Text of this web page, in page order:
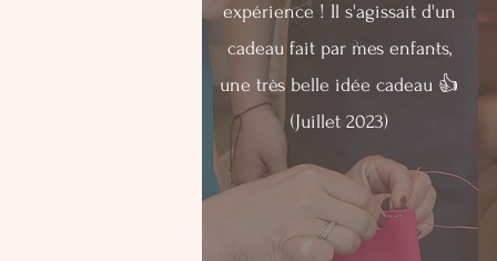
expérience ! Il s'agissait d'un
cadeau fait par mes enfants,
une très belle idée cadeau 👍
(Juillet 2023)